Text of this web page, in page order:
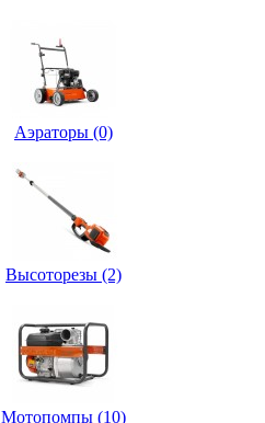
Аэраторы (0)
Высоторезы (2)
Мотопомпы (10)